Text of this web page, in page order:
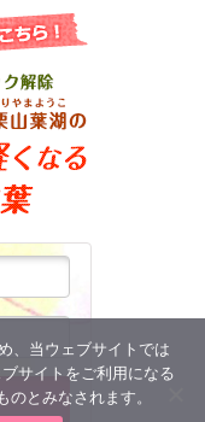
、当ウェブサイトでは
サイトをご利用になる
とみなされます。